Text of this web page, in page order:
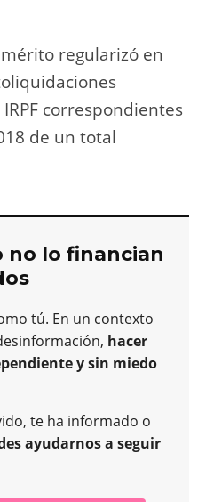
regularizó en
correspondientes
de un total
no lo financian
tú. En un contexto
hacer
y sin miedo
te ha informado o
ayudarnos a seguir